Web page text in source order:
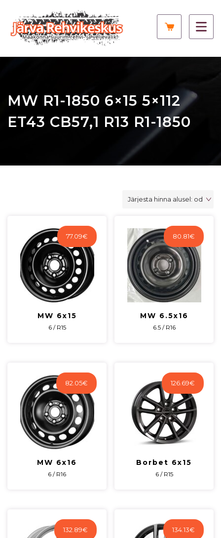
MW R1-1850 6×15 5×112
ET43 CB57,1 R13 R1-1850
77.09€
MW 6x15
6 / R15
80.81€
MW 6.5x16
6.5 / R16
82.05€
MW 6x16
6 / R16
126.69€
Borbet 6x15
6 / R15
132.89€ 134.13€